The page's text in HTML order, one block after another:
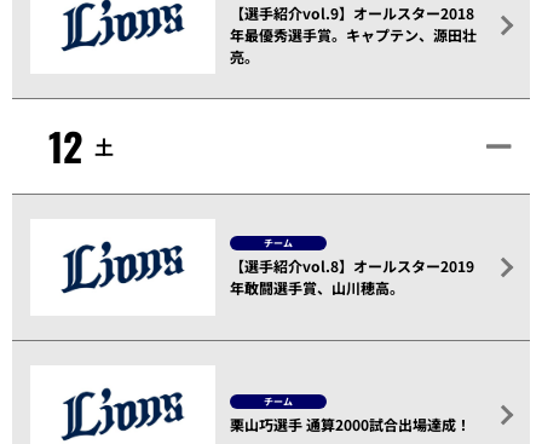
【選手紹介vol.9】オールスター2018
年最優秀選手賞。キャプテン、源田壮
亮。
12 土
チーム
【選手紹介vol.8】オールスター2019
年敢闘選手賞、山川穂高。
チーム
栗山巧選手 通算2000試合出場達成！